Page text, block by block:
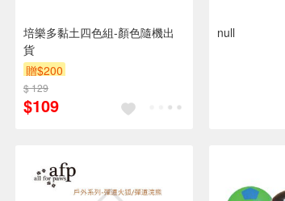
培樂多黏土四色組-顏色隨機出
貨
贈$200
$ 129
$109
null